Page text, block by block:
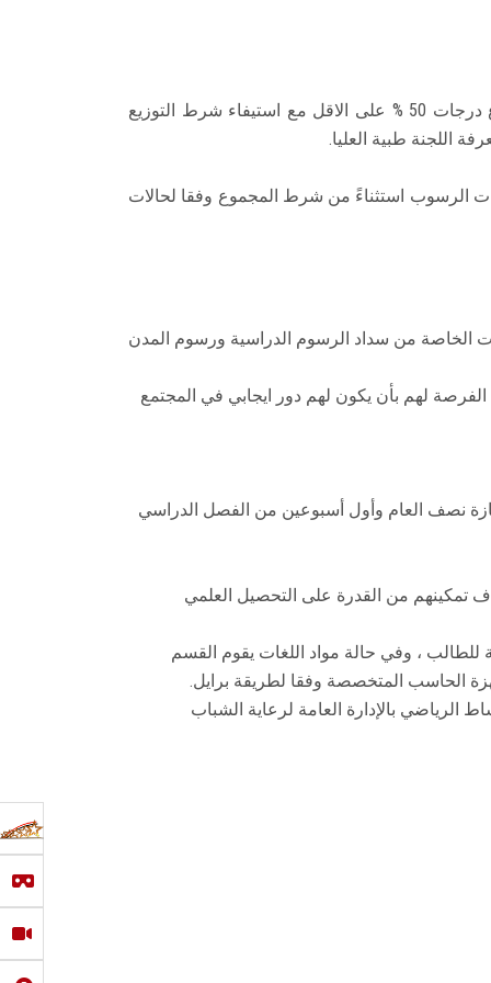
يتم قبول الطلاب المعاقين بكليات ( الاداب – الحقوق – التجارة ) بشرط الحصول على الثانوية العامة هذا العام وبمجموع درجات 50 % على الاقل مع استيفاء شرط التوزيع
اللجنة طبية العليا.
الرسوب استثناءً من شرط المجموع وفقا لحالات
الخاصة من سداد الرسوم الدراسية ورسوم المدن
الفرصة لهم بأن يكون لهم دور ايجابي في المجتمع
نصف العام وأول أسبوعين من الفصل الدراسي
تمكينهم من القدرة على التحصيل العلمي
للطالب ، وفي حالة مواد اللغات يقوم القسم
الحاسب المتخصصة وفقا لطريقة برايل.
بالإدارة العامة لرعاية الشباب